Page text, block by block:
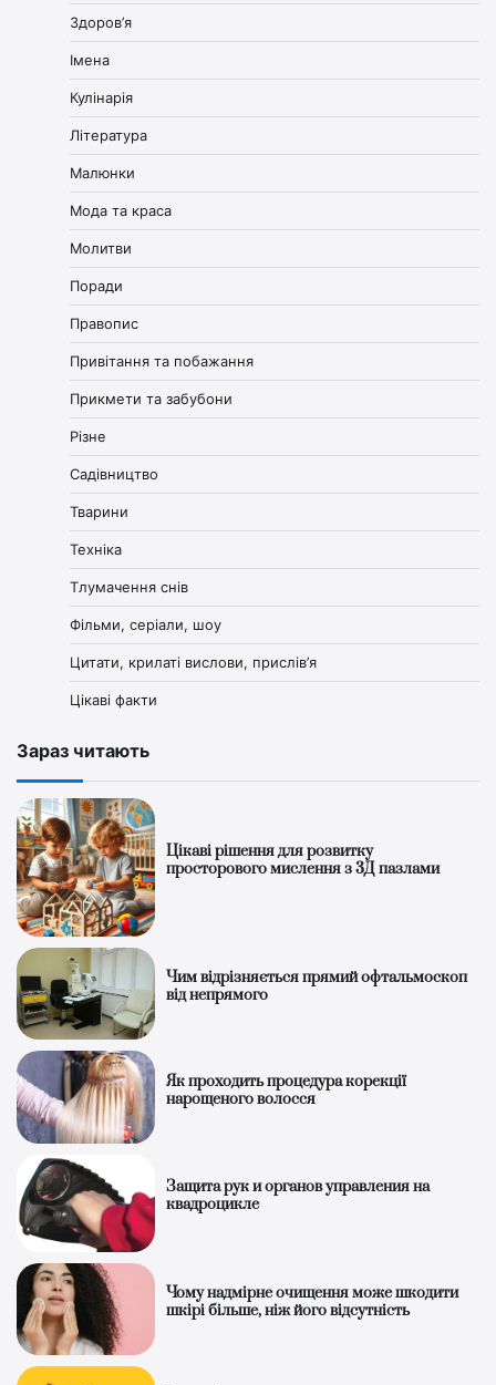
Здоров’я
Імена
Кулінарія
Література
Малюнки
Мода та краса
Молитви
Поради
Правопис
Привітання та побажання
Прикмети та забубони
Різне
Садівництво
Тварини
Техніка
Тлумачення снів
Фільми, серіали, шоу
Цитати, крилаті вислови, прислів’я
Цікаві факти
Зараз читають
Цікаві рішення для розвитку
просторового мислення з 3Д пазлами
Чим відрізняється прямий офтальмоскоп
від непрямого
Як проходить процедура корекції
нарощеного волосся
Защита рук и органов управления на
квадроцикле
Чому надмірне очищення може шкодити
шкірі більше, ніж його відсутність